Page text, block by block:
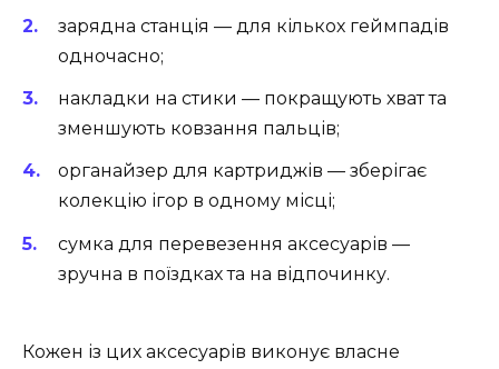
зарядна станція — для кількох геймпадів
одночасно;
накладки на стики — покращують хват та
зменшують ковзання пальців;
органайзер для картриджів — зберігає
колекцію ігор в одному місці;
сумка для перевезення аксесуарів —
зручна в поїздках та на відпочинку.
Кожен із цих аксесуарів виконує власне